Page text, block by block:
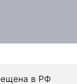
в РФ